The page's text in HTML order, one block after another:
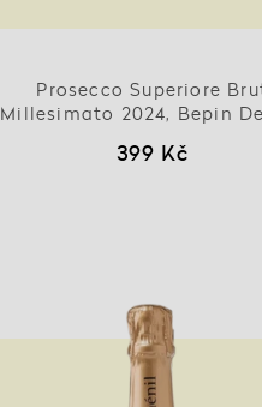
Prosecco Superiore
Millesimato 2024, Bepin
399 Kč